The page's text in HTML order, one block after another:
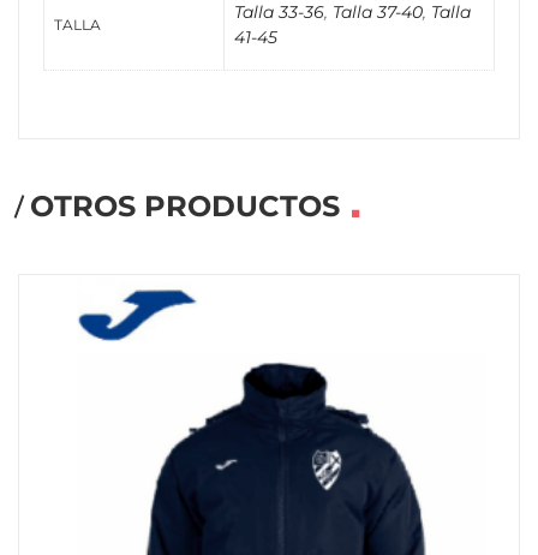
TALLA
Talla 33-36, Talla 37-40, Talla
41-45
OTROS PRODUCTOS